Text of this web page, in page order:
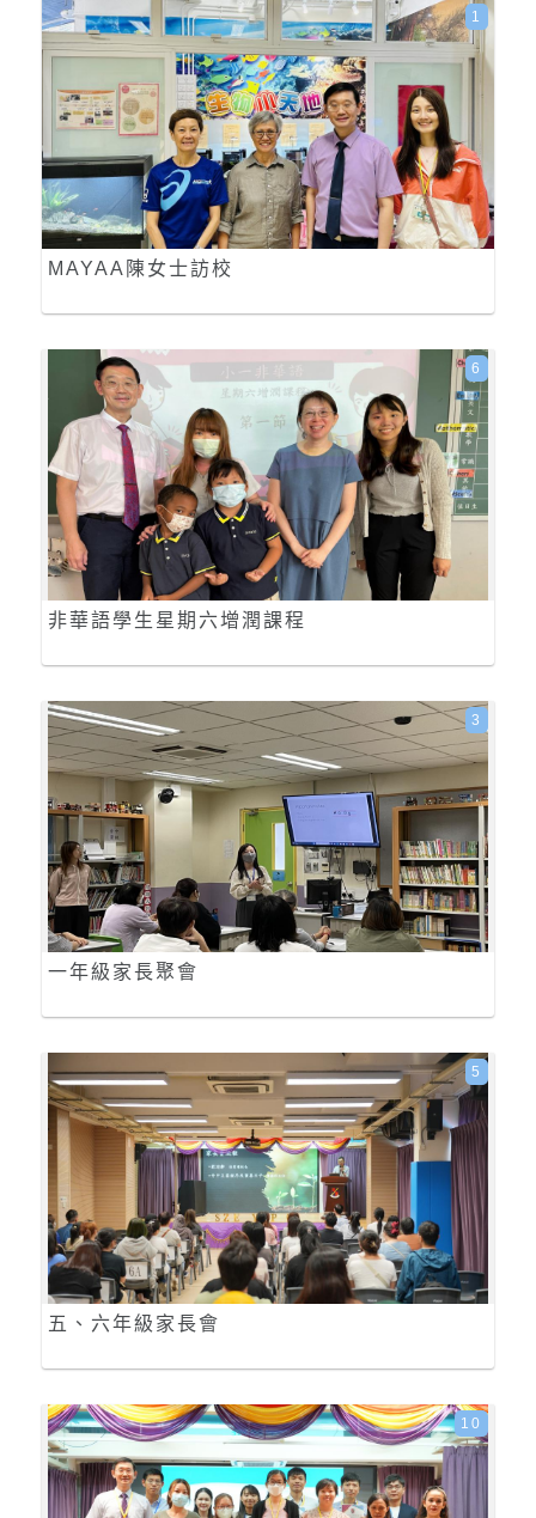
MAYAA陳女士訪校
1
非華語學生星期六增潤課程
6
一年級家長聚會
3
五、六年級家長會
5
10